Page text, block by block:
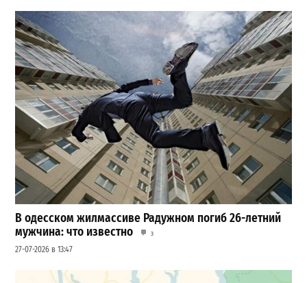
В одесском жилмассиве Радужном погиб 26-летний
мужчина: что известно
3
27-07-2026 в 13:47